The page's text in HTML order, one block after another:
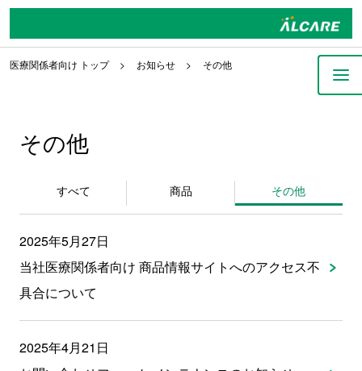
医療関係者向け トップ お知らせ その他
その他
すべて 商品 その他
2025年5月27日
当社医療関係者向け 商品情報サイトへのアクセス不
具合について
2025年4月21日